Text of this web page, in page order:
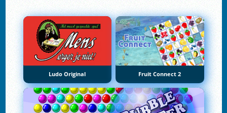
Ludo Original Fruit Connect 2